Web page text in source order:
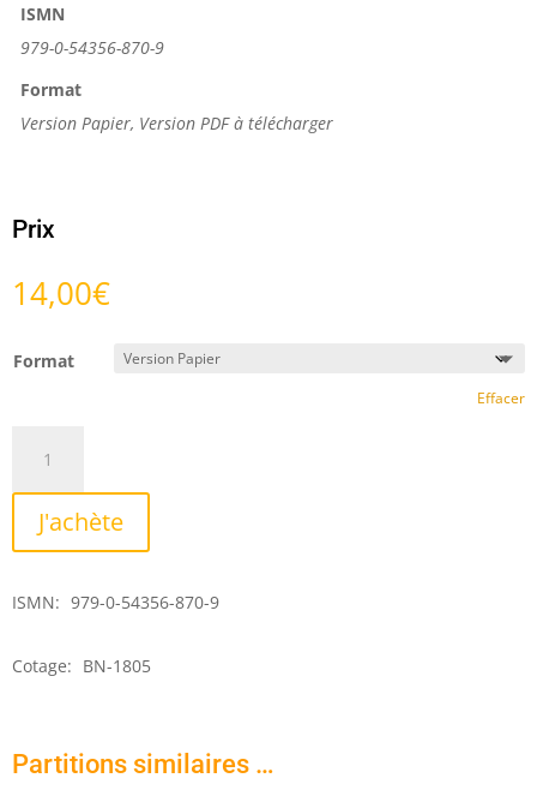
ISMN
979-0-54356-870-9
Format
Version Papier, Version PDF à télécharger
Prix
14,00€
Format
Effacer
L'étole
jour
46a)
partie)
J'achète
ISMN: 979-0-54356-870-9
Cotage: BN-1805
Partitions similaires …